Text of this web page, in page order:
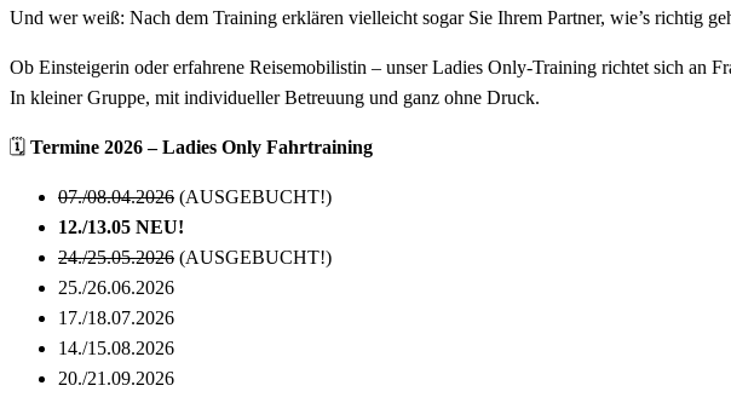
Und wer weiß: Nach dem Training erklären vielleicht sogar Sie Ihrem Partner, wie’s richtig
Ob Einsteigerin oder erfahrene Reisemobilistin – unser Ladies Only-Training richtet sich an
In kleiner Gruppe, mit individueller Betreuung und ganz ohne Druck.
🗓 Termine 2026 – Ladies Only Fahrtraining
07./08.04.2026 (AUSGEBUCHT!)
12./13.05 NEU!
24./25.05.2026 (AUSGEBUCHT!)
25./26.06.2026
17./18.07.2026
14./15.08.2026
20./21.09.2026